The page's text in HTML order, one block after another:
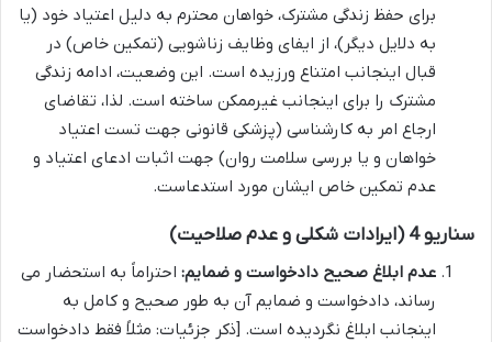
برای حفظ زندگی مشترک، خواهان محترم به دلیل اعتیاد خود (یا
به دلایل دیگر)، از ایفای وظایف زناشویی (تمکین خاص) در
قبال اینجانب امتناع ورزیده است. این وضعیت، ادامه زندگی
مشترک را برای اینجانب غیرممکن ساخته است. لذا، تقاضای
ارجاع امر به کارشناسی (پزشکی قانونی جهت تست اعتیاد
خواهان و یا بررسی سلامت روان) جهت اثبات ادعای اعتیاد و
عدم تمکین خاص ایشان مورد استدعاست.
سناریو 4 (ایرادات شکلی و عدم صلاحیت)
عدم ابلاغ صحیح دادخواست و ضمایم: احتراماً به استحضار می
رساند، دادخواست و ضمایم آن به طور صحیح و کامل به
اینجانب ابلاغ نگردیده است. [ذکر جزئیات: مثلاً فقط دادخواست